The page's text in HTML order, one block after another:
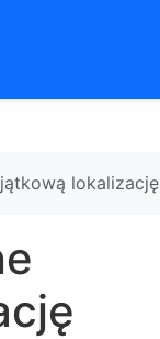
lokalizację